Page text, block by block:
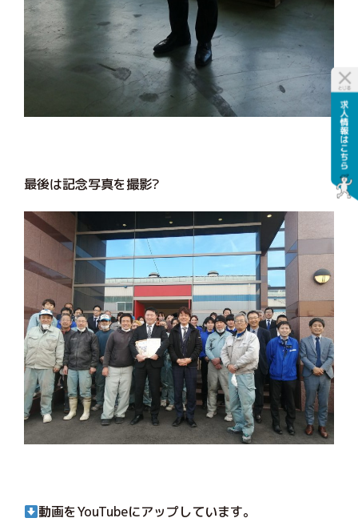
最後は記念写真を撮影?
動画をYouTubeにアップしています。